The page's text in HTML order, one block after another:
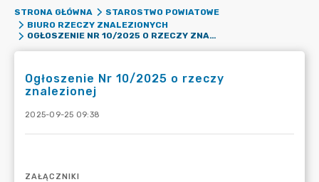
STRONA GŁÓWNA
STAROSTWO POWIATOWE
BIURO RZECZY ZNALEZIONYCH
OGŁOSZENIE NR 10/2025 O RZECZY ZNALEZIONEJ
Ogłoszenie Nr 10/2025 o rzeczy
znalezionej
2025-09-25 09:38
ZAŁĄCZNIKI